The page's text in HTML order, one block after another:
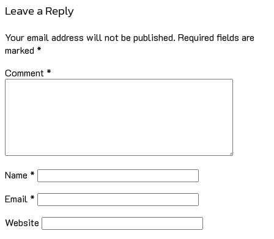
Leave a Reply
Your email address will not be published. Required fields are
marked *
Comment *
Name *
Email *
Website